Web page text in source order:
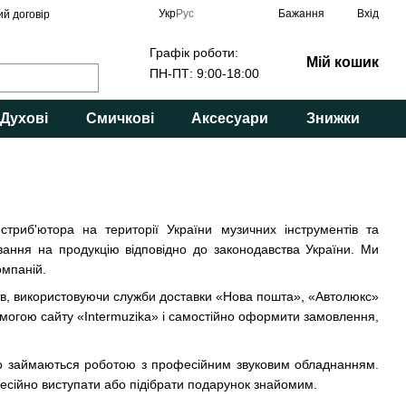
договір УкрРус Бажання Вхід
Графік роботи:
ПН-ПТ: 9:00-18:00
Мій кошик
Духові Смичкові Аксесуари Знижки
на території України музичних інструментів та
на продукцію відповідно до законодавства України. Ми
використовуючи служби доставки «Нова пошта», «Автолюкс»
сайту «Intermuzika» і самостійно оформити замовлення,
займаються роботою з професійним звуковим обладнанням.
виступати або підібрати подарунок знайомим.